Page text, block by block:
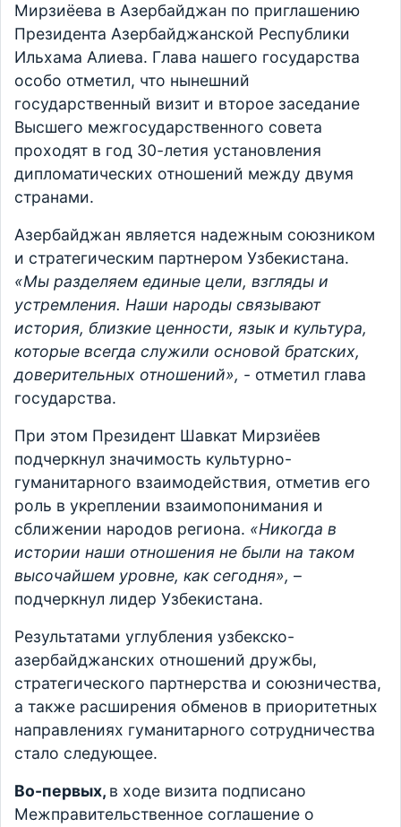
Мирзиёева в Азербайджан по приглашению
Президента Азербайджанской Республики
Ильхама Алиева. Глава нашего государства
особо отметил, что нынешний
государственный визит и второе заседание
Высшего межгосударственного совета
проходят в год 30-летия установления
дипломатических отношений между двумя
странами.
Азербайджан является надежным союзником
и стратегическим партнером Узбекистана.
«Мы разделяем единые цели, взгляды и
устремления. Наши народы связывают
история, близкие ценности, язык и культура,
которые всегда служили основой братских,
доверительных отношений», - отметил глава
государства.
При этом Президент Шавкат Мирзиёев
подчеркнул значимость культурно-
гуманитарного взаимодействия, отметив его
роль в укреплении взаимопонимания и
сближении народов региона. «Никогда в
истории наши отношения не были на таком
высочайшем уровне, как сегодня», –
подчеркнул лидер Узбекистана.
Результатами углубления узбекско-
азербайджанских отношений дружбы,
стратегического партнерства и союзничества,
а также расширения обменов в приоритетных
направлениях гуманитарного сотрудничества
стало следующее.
Во-первых, в ходе визита подписано
Межправительственное соглашение о